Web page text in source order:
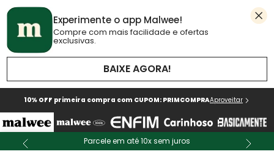
Experimente o app Malwee!
Compre com mais facilidade e ofertas
exclusivas.
BAIXE AGORA!
10% OFF primeira compra com CUPOM: PRIMCOMPRAAproveitar
Parcele em até 10x sem juros